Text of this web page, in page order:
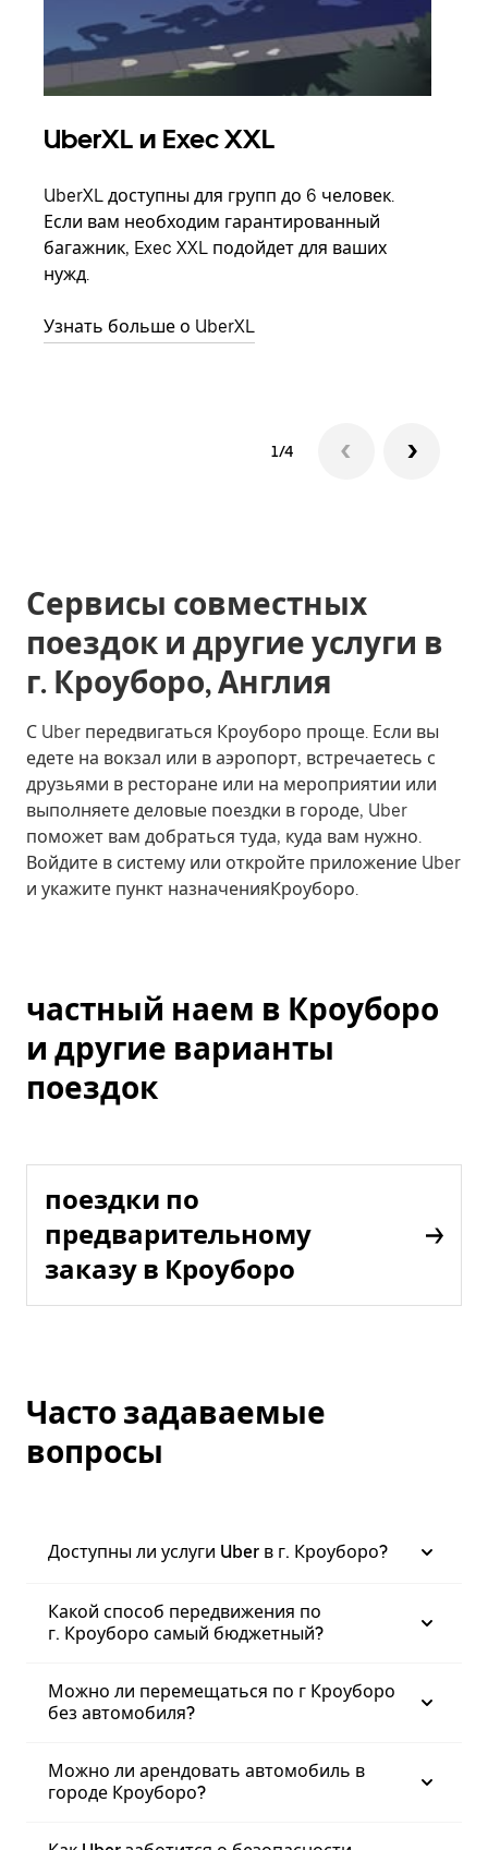
UberXL и Exec XXL
UberXL доступны для групп до 6 человек.
Если вам необходим гарантированный
багажник, Exec XXL подойдет для ваших
нужд.
Узнать больше о UberXL
1/4
Сервисы совместных
поездок и другие услуги в
г. Кроуборо, Англия
С Uber передвигаться Кроуборо проще. Если вы
едете на вокзал или в аэропорт, встречаетесь с
друзьями в ресторане или на мероприятии или
выполняете деловые поездки в городе, Uber
поможет вам добраться туда, куда вам нужно.
Войдите в систему или откройте приложение Uber
и укажите пункт назначенияКроуборо.
частный наем в Кроуборо
и другие варианты
поездок
поездки по
предварительному
заказу в Кроуборо
Часто задаваемые
вопросы
Доступны ли услуги Uber в г. Кроуборо?
Какой способ передвижения по
г. Кроуборо самый бюджетный?
Можно ли перемещаться по г Кроуборо
без автомобиля?
Можно ли арендовать автомобиль в
городе Кроуборо?